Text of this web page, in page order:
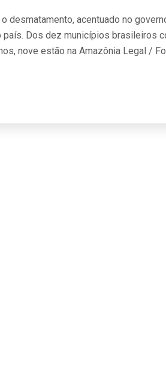
desmatamento, acentuado no
país. Dos dez municípios brasileiros
nove estão na Amazônia Legal /